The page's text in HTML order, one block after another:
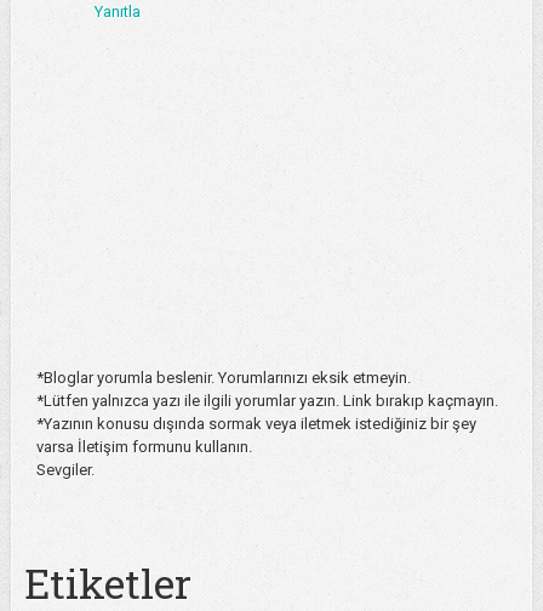
Yanıtla
*Bloglar yorumla beslenir. Yorumlarınızı eksik etmeyin.
*Lütfen yalnızca yazı ile ilgili yorumlar yazın. Link bırakıp kaçmayın.
*Yazının konusu dışında sormak veya iletmek istediğiniz bir şey
varsa İletişim formunu kullanın.
Sevgiler.
Etiketler